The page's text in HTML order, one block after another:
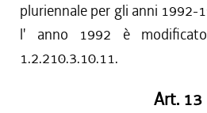
pluriennale per gli anni 1992-
l' anno 1992 è
1.2.210.3.10.11.
Art. 13